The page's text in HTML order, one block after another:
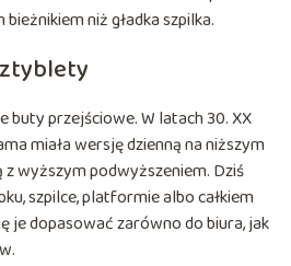
niż gładka szpilka.
przejściowe. W latach 30. XX
miała wersję dzienną na niższym
wyższym podwyższeniem. Dziś
szpilce, platformie albo całkiem
je dopasować zarówno do biura, jak